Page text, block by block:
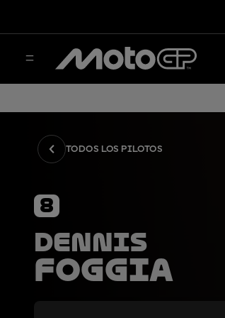
TODOS LOS PILOTOS
8
Dennis
Foggia